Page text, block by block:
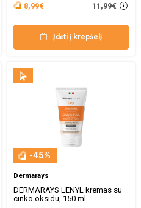
8,99€
11,99€
Įdėti į krepšelį
-45%
Dermarays
DERMARAYS LENYL kremas su
cinko oksidu, 150 ml